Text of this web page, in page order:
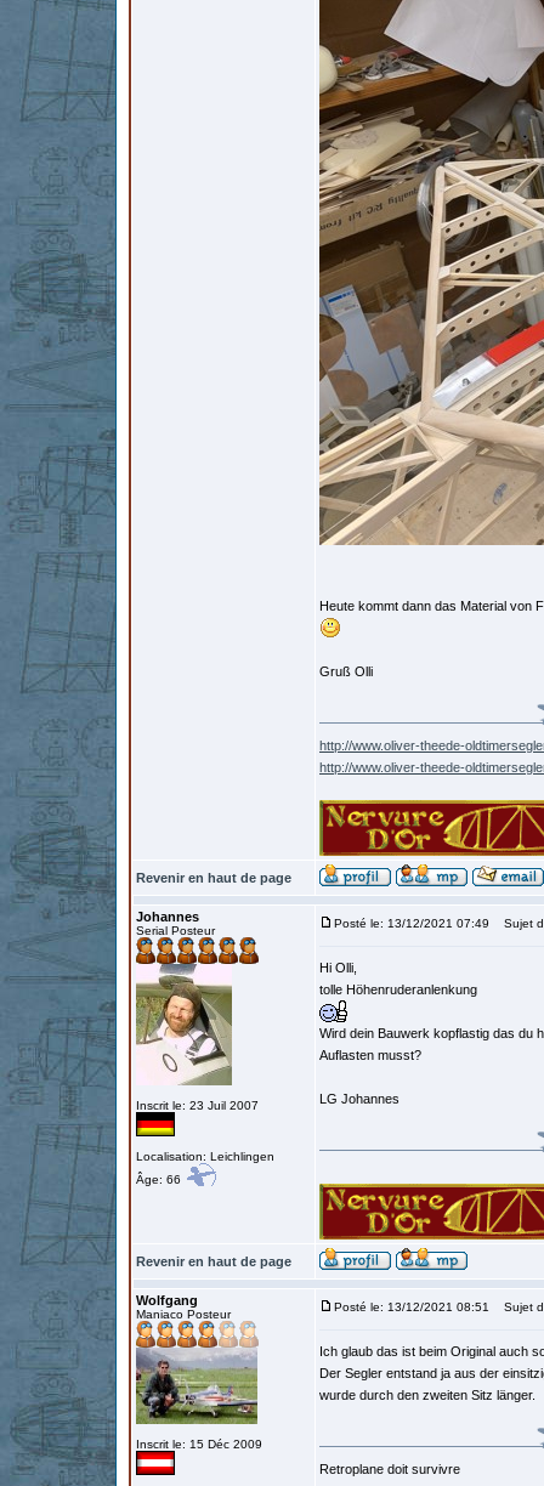
Heute kommt dann das Material von
Gruß Olli
http://www.oliver-theede-
http://www.oliver-theede-
Revenir en haut de page
Johannes
Serial Posteur
Inscrit le: 23 Juil 2007
Localisation: Leichlingen
Âge: 66
Posté le: 13/12/2021 07:49 Sujet
Hi Olli,
tolle Höhenruderanlenkung
Wird dein Bauwerk kopflastig das du
Auflasten musst?
LG Johannes
Revenir en haut de page
Wolfgang
Maniaco Posteur
Inscrit le: 15 Déc 2009
Posté le: 13/12/2021 08:51 Sujet
Ich glaub das ist beim Original auch
Der Segler entstand ja aus der
wurde durch den zweiten Sitz länger.
Retroplane doit survivre